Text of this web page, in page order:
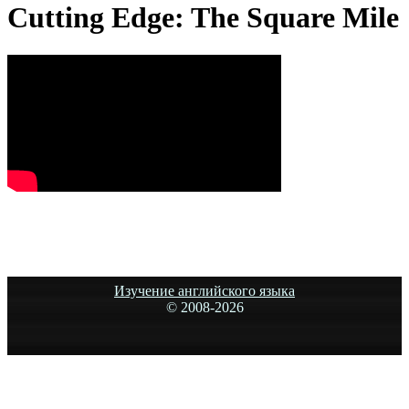
Cutting Edge: The Square Mile
Изучение английского языка
© 2008-2026